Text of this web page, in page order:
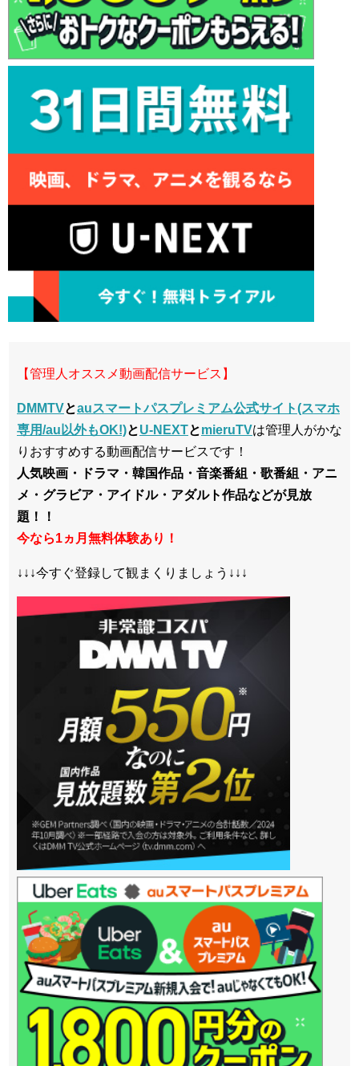
【管理人オススメ動画配信サービス】
DMMTVとauスマートパスプレミアム公式サイト(スマホ
専用/au以外もOK!)とU-NEXTとmieruTVは管理人がかな
りおすすめする動画配信サービスです！
人気映画・ドラマ・韓国作品・音楽番組・歌番組・アニ
メ・グラビア・アイドル・アダルト作品などが見放
題！！
今なら1ヵ月無料体験あり！
↓↓↓今すぐ登録して観まくりましょう↓↓↓